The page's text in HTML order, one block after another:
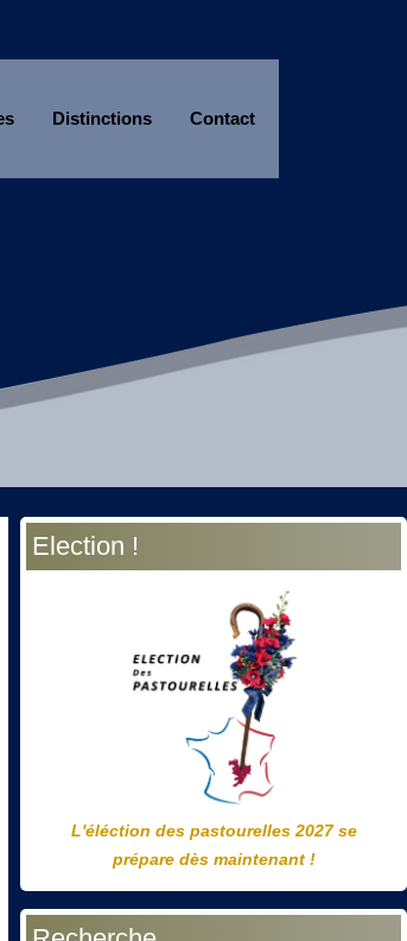
Distinctions Contact
Election !
L'éléction des pastourelles 2027 se
prépare dès maintenant !
Année
précédente
Mois
précédent
Année
suivante
Mois
suivant